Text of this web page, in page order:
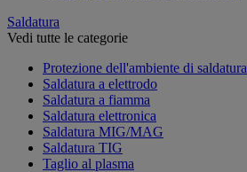
Saldatura
Vedi tutte le categorie
Protezione dell'ambiente di saldatura
Saldatura a elettrodo
Saldatura a fiamma
Saldatura elettronica
Saldatura MIG/MAG
Saldatura TIG
Taglio al plasma